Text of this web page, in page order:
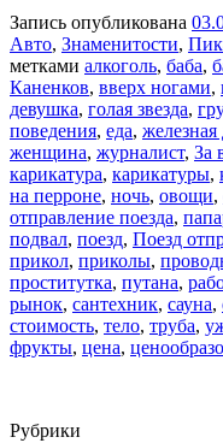
Запись опубликована
Авто, Знаменитости,
метками алкоголь, баба,
Каненков, вверх ногами,
девушка, голая звезда,
поведения, еда, железная
женщина, журналист, За
карикатура, карикатуры,
на перроне, ночь, овощи,
отправление поезда,
подвал, поезд, Поезд
прикол, приколы,
проститутка, путана,
рынок, сантехник, сауна,
стоимость, тело, труба,
фрукты, цена,
Рубрики